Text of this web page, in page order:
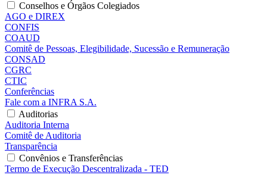
Conselhos e Órgãos Colegiados
AGO e DIREX
CONFIS
COAUD
Comitê de Pessoas, Elegibilidade, Sucessão e Remuneração
CONSAD
CGRC
CTIC
Conferências
Fale com a INFRA S.A.
Auditorias
Auditoria Interna
Comitê de Auditoria
Transparência
Convênios e Transferências
Termo de Execução Descentralizada - TED